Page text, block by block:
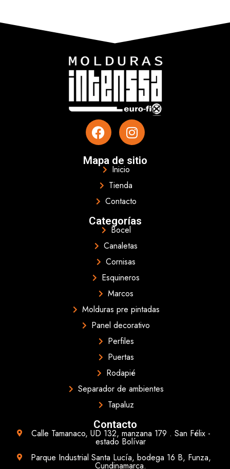
Mapa de sitio
Inicio
Tienda
Contacto
Categorías
Bocel
Canaletas
Cornisas
Esquineros
Marcos
Molduras pre pintadas
Panel decorativo
Perfiles
Puertas
Rodapié
Separador de ambientes
Tapaluz
Contacto
Calle Tamanaco, UD 132, manzana 179 . San Félix -
estado Bolívar
Parque Industrial Santa Lucía, bodega 16 B, Funza,
Cundinamarca.